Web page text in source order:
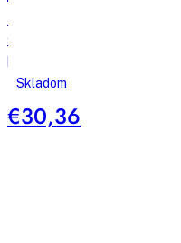
sérum
podporujúce
rast
Skladom
€30,36